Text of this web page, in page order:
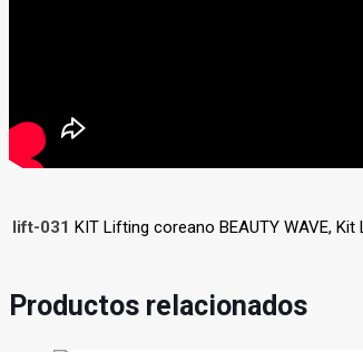
lift-031 KIT Lifting coreano BEAUTY WAVE, Kit
Productos relacionados